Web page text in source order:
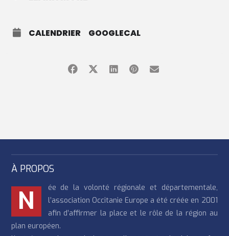
CALENDRIER GOOGLECAL
À PROPOS
N
ée de la volonté régionale et départementale,
l’association Occitanie Europe a été créée en 2001
afin d’affirmer la place et le rôle de la région au
plan européen.